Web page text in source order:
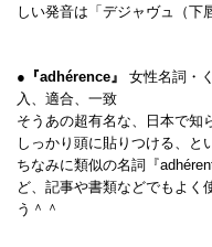
しい発音は「デジャヴュ（下
●『adhérence』
女性名詞・
入、適合、一致
そうあの超有名な、日本で知
しっかり頭に貼りつける、と
ちなみに類似の名詞『
ど、記事や書類などでもよく
う＾＾